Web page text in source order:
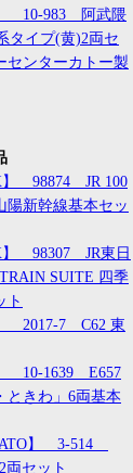
】 10-983 阿武隈
タイプ(黄)2両セ
センターカトー製
】 98874 JR 100
陽新幹線基本セッ
】 98307 JR東日
SUITE 四季
ト
2017-7 C62 東
10-1639 E657
ときわ」6両基本
】 3-514
両セット